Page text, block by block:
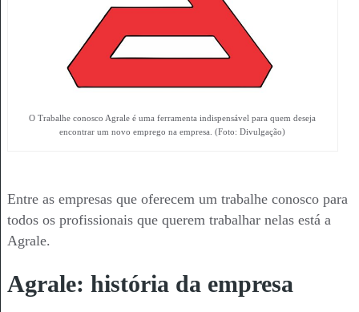
O Trabalhe conosco Agrale é uma ferramenta indispensável para quem deseja
encontrar um novo emprego na empresa. (Foto: Divulgação)
Entre as empresas que oferecem um trabalhe conosco para
todos os profissionais que querem trabalhar nelas está a
Agrale.
Agrale: história da empresa